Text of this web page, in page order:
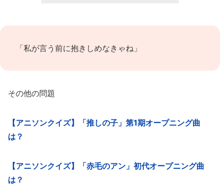
「私が言う前に抱きしめなきゃね」
その他の問題
【アニソンクイズ】「推しの子」第1期オープニング曲
は？
【アニソンクイズ】「赤毛のアン」初代オープニング曲
は？